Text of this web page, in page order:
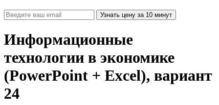
Информационные
технологии в экономике
(PowerPoint + Excel), вариант
24